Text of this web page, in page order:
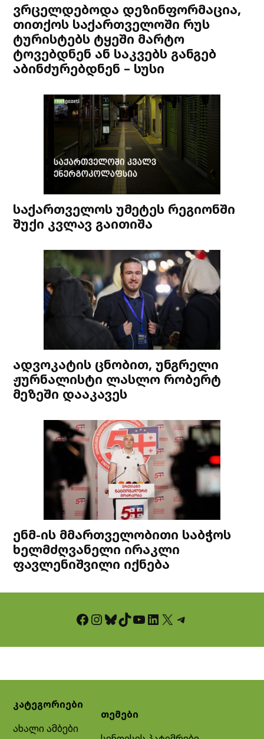
ვრცელდებოდა დეზინფორმაცია,
თითქოს საქართველოში რუს
ტურისტებს ტყეში მარტო
ტოვებდნენ ან საკვებს განგებ
აბინძურებდნენ – სუსი
საქართველოს უმეტეს რეგიონში
შუქი კვლავ გაითიშა
ადვოკატის ცნობით, უნგრელი
ჟურნალისტი ლასლო რობერტ
მეზეში დააკავეს
ენმ-ის მმართველობითი საბჭოს
ხელმძღვანელი ირაკლი
ფავლენიშვილი იქნება
Facebook InstagramBluesky TikTok YouTube LinkedIn X Telegram
კატეგორიები
ახალი ამბები
თემები